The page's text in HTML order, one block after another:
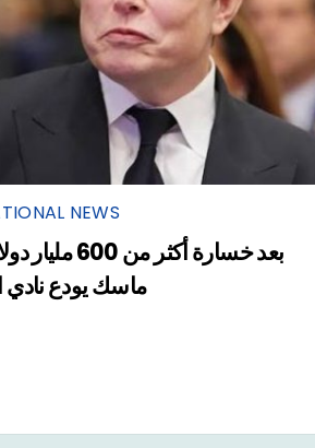
NEWS
بعد خسارة أكثر من
ماسك يودع نادي